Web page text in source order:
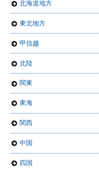
北海道地方
東北地方
甲信越
北陸
関東
東海
関西
中国
四国